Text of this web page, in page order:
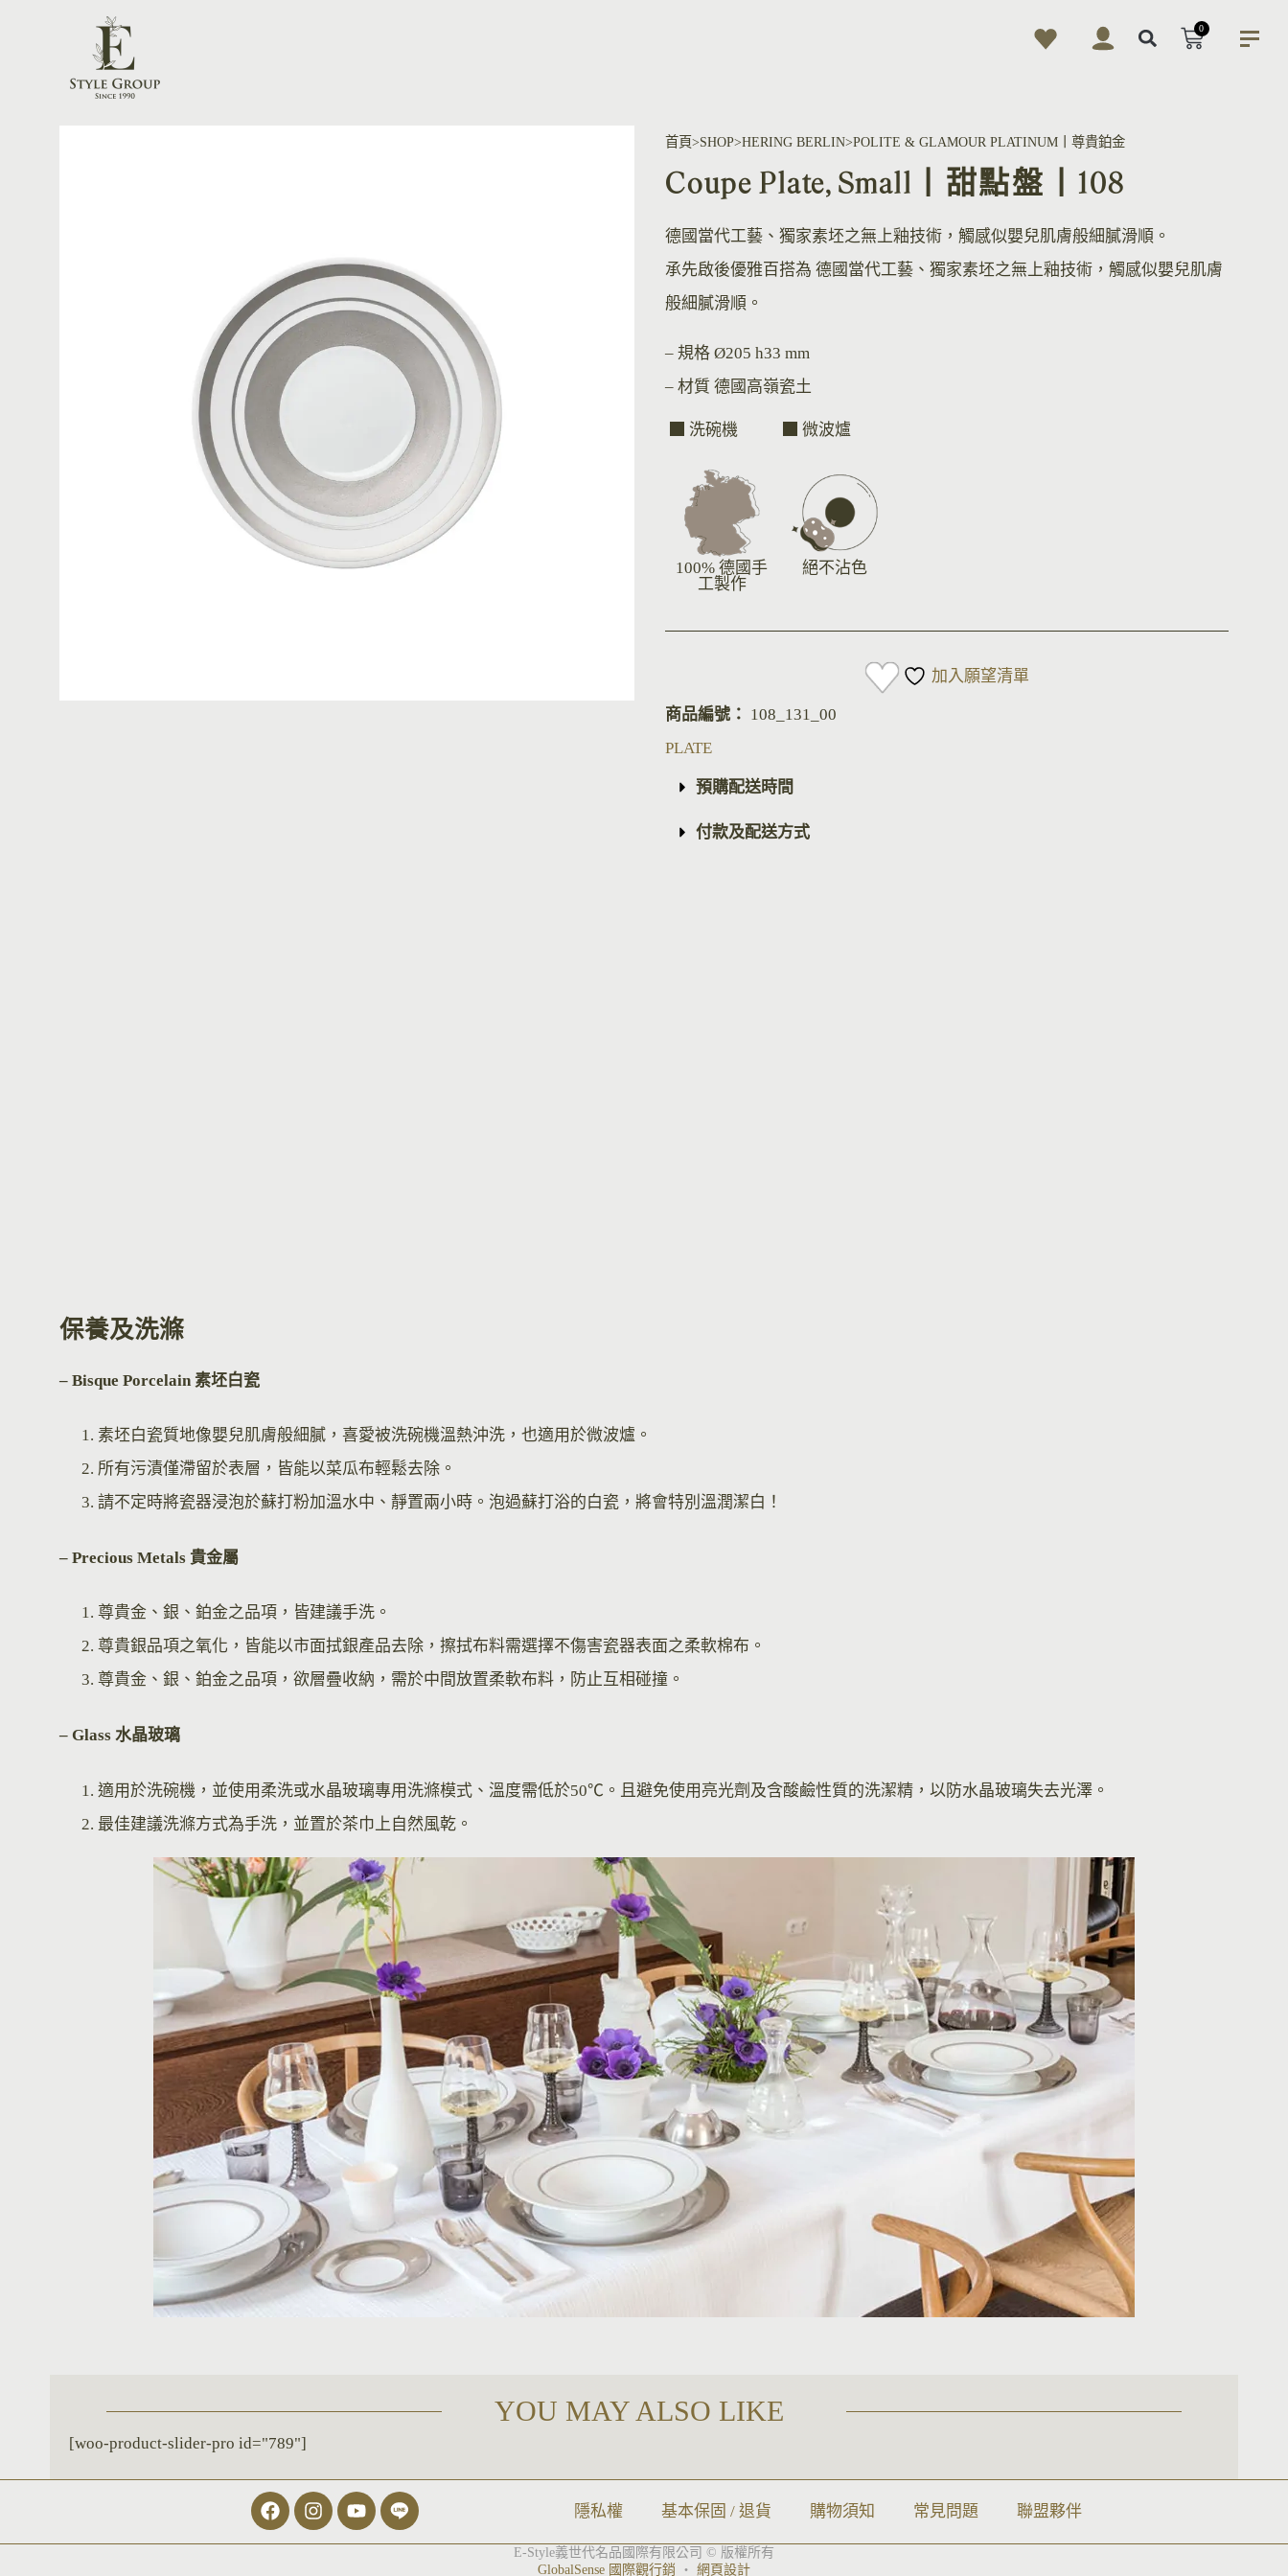
0
首頁 SHOP HERING BERLIN POLITE & GLAMOUR PLATINUM丨尊貴鉑金
Coupe Plate, Small丨甜點盤丨108
德國當代工藝、獨家素坯之無上釉技術，觸感似嬰兒肌膚般細膩滑順。
承先啟後優雅百搭為 德國當代工藝、獨家素坯之無上釉技術，觸感似嬰兒肌膚
般細膩滑順。
– 規格 Ø205 h33 mm
– 材質 德國高嶺瓷土
洗碗機 微波爐
100% 德國手
工製作
絕不沾色
加入願望清單
商品編號： 108_131_00
PLATE
預購配送時間
付款及配送方式
保養及洗滌
– Bisque Porcelain 素坯白瓷
素坯白瓷質地像嬰兒肌膚般細膩，喜愛被洗碗機溫熱沖洗，也適用於微波爐。
所有污漬僅滯留於表層，皆能以菜瓜布輕鬆去除。
請不定時將瓷器浸泡於蘇打粉加溫水中、靜置兩小時。泡過蘇打浴的白瓷，將會特別溫潤潔白！
– Precious Metals 貴金屬
尊貴金、銀、鉑金之品項，皆建議手洗。
尊貴銀品項之氧化，皆能以市面拭銀產品去除，擦拭布料需選擇不傷害瓷器表面之柔軟棉布。
尊貴金、銀、鉑金之品項，欲層疊收納，需於中間放置柔軟布料，防止互相碰撞。
– Glass 水晶玻璃
適用於洗碗機，並使用柔洗或水晶玻璃專用洗滌模式、溫度需低於50℃。且避免使用亮光劑及含酸鹼性質的洗潔精，以防水晶玻璃失去光澤。
最佳建議洗滌方式為手洗，並置於茶巾上自然風乾。
YOU MAY ALSO LIKE
[woo-product-slider-pro id="789"]
隱私權 基本保固 / 退貨 購物須知 常見問題 聯盟夥伴
E-Style義世代名品國際有限公司 © 版權所有
GlobalSense 國際觀行銷 ‧ 網頁設計